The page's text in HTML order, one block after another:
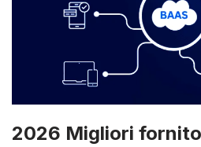
2026 Migliori